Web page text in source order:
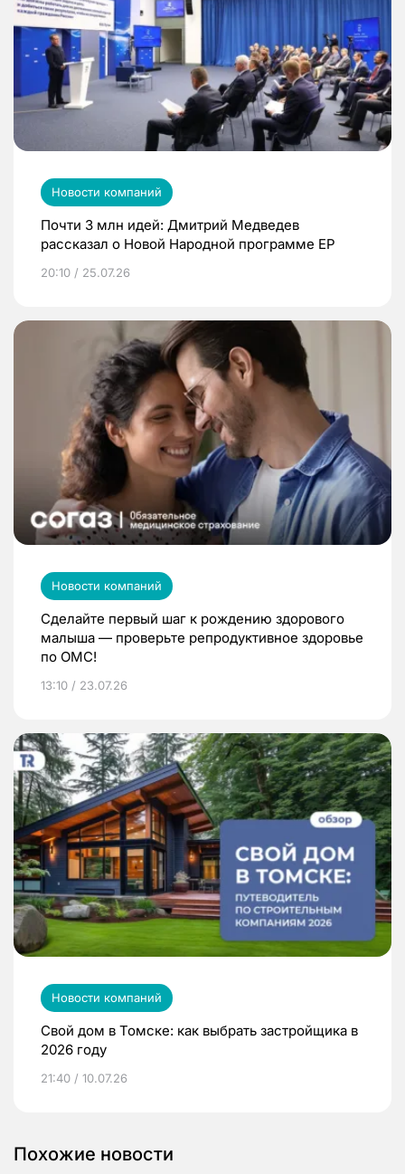
Новости компаний
Почти 3 млн идей: Дмитрий Медведев
рассказал о Новой Народной программе ЕР
20:10 / 25.07.26
Новости компаний
Сделайте первый шаг к рождению здорового
малыша — проверьте репродуктивное здоровье
по ОМС!
13:10 / 23.07.26
Новости компаний
Свой дом в Томске: как выбрать застройщика в
2026 году
21:40 / 10.07.26
Похожие новости